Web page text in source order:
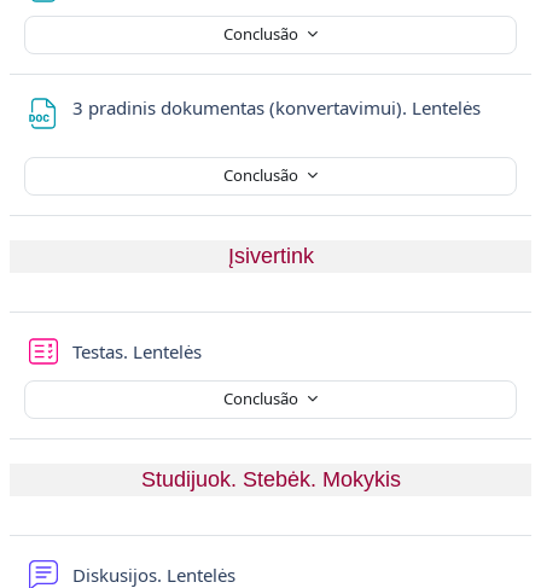
Conclusão
3 pradinis dokumentas (konvertavimui). Lentelės
Conclusão
Įsivertink
Testas. LentelėsTeste
Conclusão
Studijuok. Stebėk. Mokykis
Diskusijos. Lentelės